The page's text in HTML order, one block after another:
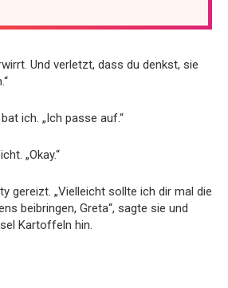
Und verletzt, dass du denkst, sie
ich. „Ich passe auf.“
„Okay.“
gereizt. „Vielleicht sollte ich dir mal die
beibringen, Greta“, sagte sie und
Kartoffeln hin.